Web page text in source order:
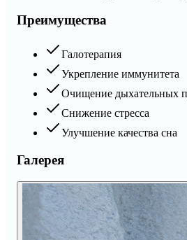
Преимущества
Галотерапия
Укрепление иммунитета
Очищение дыхательных
Снижение стресса
Улучшение качества сна
Галерея